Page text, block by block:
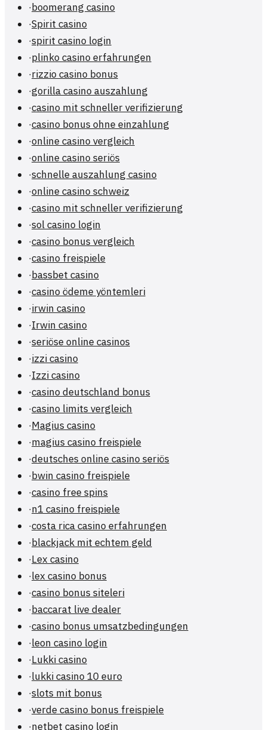
·boomerang casino
·Spirit casino
·spirit casino login
·plinko casino erfahrungen
·rizzio casino bonus
·gorilla casino auszahlung
·casino mit schneller verifizierung
·casino bonus ohne einzahlung
·online casino vergleich
·online casino seriös
·schnelle auszahlung casino
·online casino schweiz
·casino mit schneller verifizierung
·sol casino login
·casino bonus vergleich
·casino freispiele
·bassbet casino
·casino ödeme yöntemleri
·irwin casino
·Irwin casino
·seriöse online casinos
·izzi casino
·Izzi casino
·casino deutschland bonus
·casino limits vergleich
·Magius casino
·magius casino freispiele
·deutsches online casino seriös
·bwin casino freispiele
·casino free spins
·n1 casino freispiele
·costa rica casino erfahrungen
·blackjack mit echtem geld
·Lex casino
·lex casino bonus
·casino bonus siteleri
·baccarat live dealer
·casino bonus umsatzbedingungen
·leon casino login
·Lukki casino
·lukki casino 10 euro
·slots mit bonus
·verde casino bonus freispiele
·netbet casino login